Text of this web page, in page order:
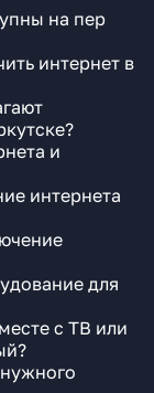
на пер
интернет в
и
интернета
для
с ТВ или